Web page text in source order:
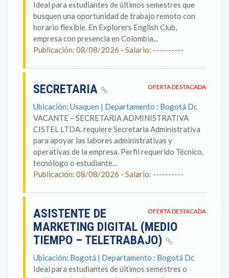
Ideal para estudiantes de últimos semestres que
busquen una oportunidad de trabajo remoto con
horario flexible. En Explorers English Club,
empresa con presencia en Colombia...
Publicación: 08/08/2026 - Salario: ----------
OFERTA DESTACADA
SECRETARIA
Ubicación: Usaquen | Departamento : Bogotá Dc
VACANTE – SECRETARIA ADMINISTRATIVA
CISTEL LTDA. requiere Secretaria Administrativa
para apoyar las labores administrativas y
operativas de la empresa. Perfil requerido Técnico,
tecnólogo o estudiante...
Publicación: 08/08/2026 - Salario: ----------
OFERTA DESTACADA
ASISTENTE DE
MARKETING DIGITAL (MEDIO
TIEMPO – TELETRABAJO)
Ubicación: Bogotá | Departamento : Bogotá Dc
Ideal para estudiantes de últimos semestres o